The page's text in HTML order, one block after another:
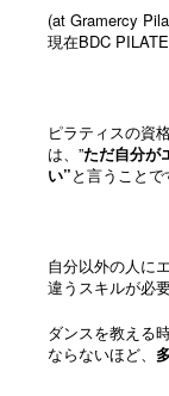
(at Gramercy
現在BDC
ピラティスの資
は、”ただ自分が
い”と言うことで
自分以外の人に
違うスキルが必
ダンスを教える
ならないほど、